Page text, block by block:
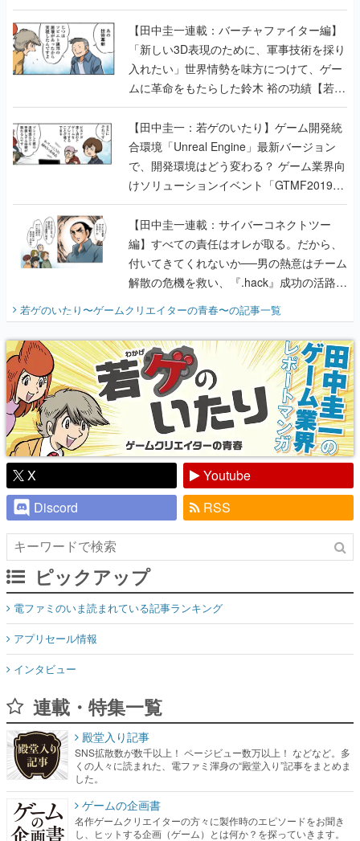
【若ゲのいたり最終回】
【田中圭一連載：バーチャファイター編】
「新しい3D表現のために、軍事技術を採り
入れたい」世界情勢を味方につけて、ゲー
ムに革命をもたらした鈴木 裕の功績【若ゲ
のいたり】
【田中圭一：若ゲのいたり】ゲーム開発統
合環境「Unreal Engine」最新バージョン
で、開発環境はどう変わる？ ゲーム業界向
けソリューションイベント「GTMF2019」
に行って、より理解を深めよう【PR】
【田中圭一連載：サイバーコネクトツー
編】すべての責任はオレが取る。だから、
付いてきてくれないか──男の熱意はチーム
解散の危機を救い、『.hack』成功の活路を
『少年ジャンプ』色だった【若ゲのいた
り】
若ゲのいたり〜ゲームクリエイターの青春〜の記事一覧
X
Youtube
Discord
RSS
ピックアップ
電ファミのいま読まれている記事ランキング
アプリセール情報
インタビュー
連載・特集一覧
殿堂入り記事
SNS拡散数が数千以上！ ページビュー数万以上！ などなど。多
くの人々に読まれた、電ファミ渾身の“殿堂入り”記事をまとめま
した。
ゲームの企画書
名作ゲームクリエイターの方々に製作時のエピソードをお聞き
し、ヒットする企画（ゲーム）とは何か？を探っていきます。